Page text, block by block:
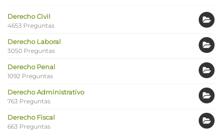
Derecho Civil
4653 Preguntas
Derecho Laboral
3050 Preguntas
Derecho Penal
1092 Preguntas
Derecho Administrativo
763 Preguntas
Derecho Fiscal
663 Preguntas